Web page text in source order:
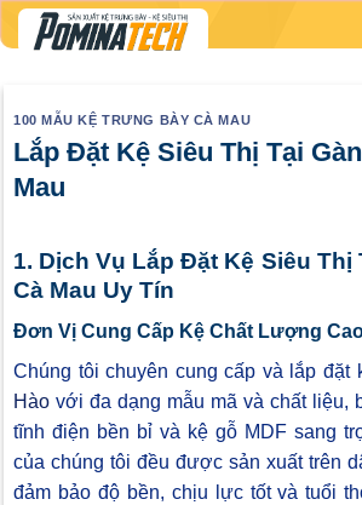
Skip
to
100 MẪU KỆ TRƯNG BÀY CÀ MAU
Lắp Đặt Kệ Siêu Thị Tại
Mau
1. Dịch Vụ Lắp Đặt Kệ Siêu Thị
Cà Mau Uy Tín
Đơn Vị Cung Cấp Kệ Chất Lượng
Chúng tôi chuyên cung cấp và lắp đặt
Hào với đa dạng mẫu mã và chất liệu,
tĩnh điện bền bỉ và kệ gỗ MDF sang
của chúng tôi đều được sản xuất trên
đảm bảo độ bền, chịu lực tốt và tuổi